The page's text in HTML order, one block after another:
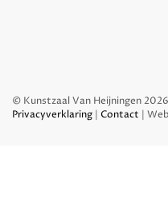
© Kunstzaal Van Heijningen
Privacyverklaring | Contact |